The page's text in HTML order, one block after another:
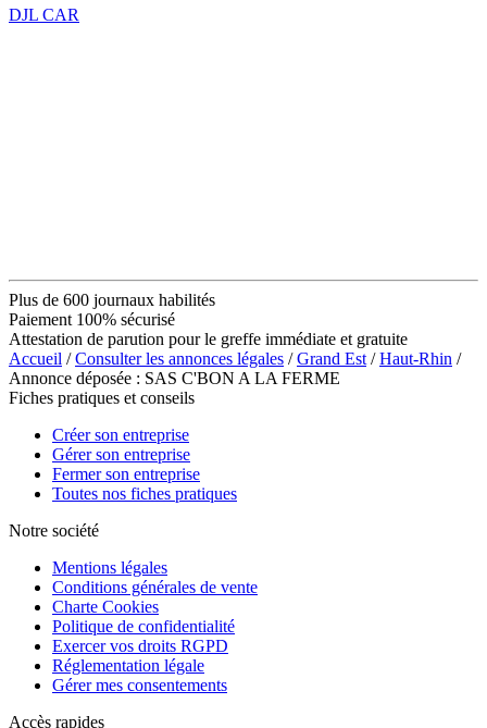
DJL CAR
Plus de 600 journaux habilités
Paiement 100% sécurisé
Attestation de parution pour le greffe immédiate et gratuite
Accueil /Consulter les annonces légales /Grand Est /Haut-Rhin /
Annonce déposée : SAS C'BON A LA FERME
Fiches pratiques et conseils
Créer son entreprise
Gérer son entreprise
Fermer son entreprise
Toutes nos fiches pratiques
Notre société
Mentions légales
Conditions générales de vente
Charte Cookies
Politique de confidentialité
Exercer vos droits RGPD
Réglementation légale
Gérer mes consentements
Accès rapides